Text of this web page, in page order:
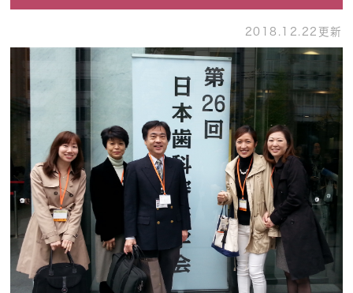
2018.12.22更新